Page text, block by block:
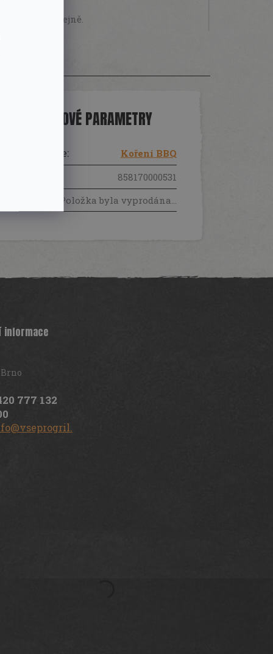
na prodejně.
DOPLŇKOVÉ PARAMETRY
Kategorie: Koření BBQ
858170000531
Položka byla vyprodána…
informace
777 132